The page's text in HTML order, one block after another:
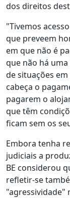
dos direitos
"Tivemos
que preveem
em que não é
que não há
de situações
cabeça o
pagarem o
que têm
ficam sem os
Embora tenha
judiciais a
BE considerou
refletir-se
"agressividade"